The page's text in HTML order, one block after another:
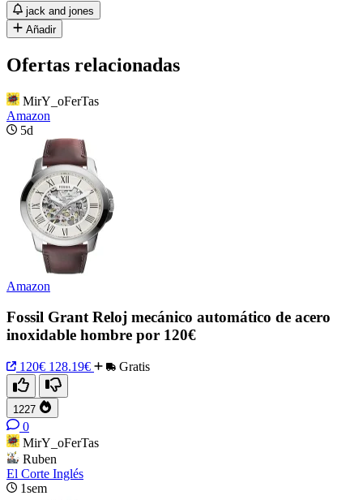
jack and jones
Añadir
Ofertas relacionadas
MirY_oFerTas
Amazon
5d
Amazon
Fossil Grant Reloj mecánico automático de acero
inoxidable hombre por 120€
120€ 128.19€ Gratis
1227
0
MirY_oFerTas
Ruben
El Corte Inglés
1sem